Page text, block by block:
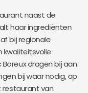
naast de
haar ingrediënten
bij regionale
kwaliteitsvolle
dragen bij aan
bij waar nodig, op
restaurant van